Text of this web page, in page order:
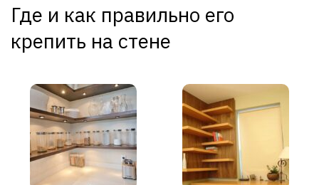
Где и как правильно его
крепить на стене